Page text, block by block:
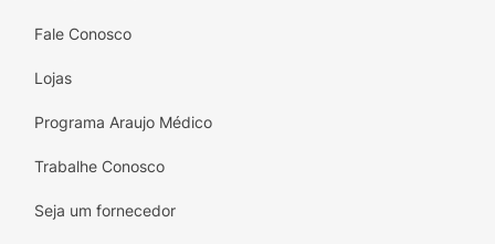
Fale Conosco
Lojas
Programa Araujo Médico
Trabalhe Conosco
Seja um fornecedor